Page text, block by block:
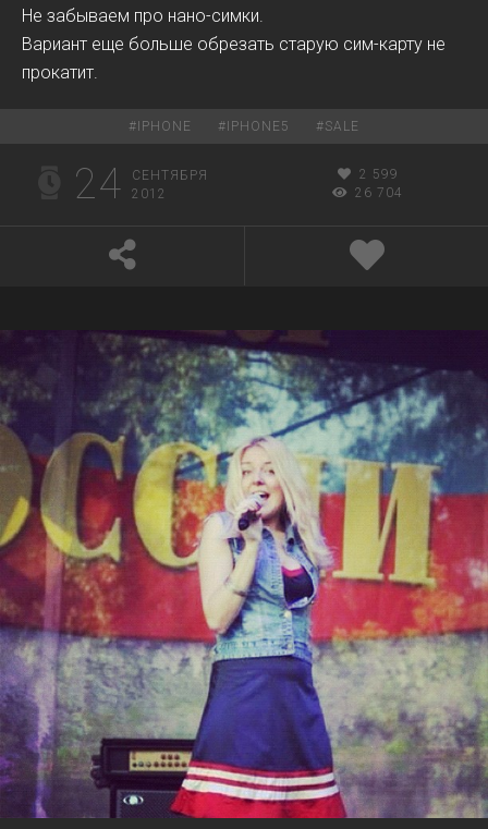
Не забываем про нано-симки.
Вариант еще больше обрезать старую сим-карту не
прокатит.
# IPHONE # IPHONE5 #SALE
24
СЕНТЯБРЯ
2012
2 599
26 704